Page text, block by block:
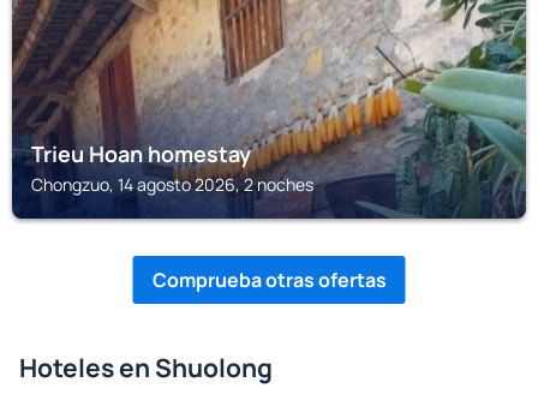
Trieu Hoan homestay
Chongzuo, 14 agosto 2026, 2 noches
Comprueba otras ofertas
Hoteles en Shuolong